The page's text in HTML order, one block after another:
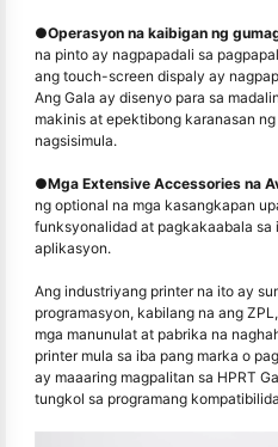
●Operasyon na kaibigan ng
na pinto ay nagpapadali sa
ang touch-screen dispaly ay
Ang Gala ay disenyo para sa
makinis at epektibong karanasan
nagsisimula.
●Mga Extensive Accessories na
ng optional na mga kasangkapan
funksyonalidad at pagkakaabala
aplikasyon.
Ang industriyang printer na ito ay
programasyon, kabilang na ang
mga manunulat at pabrika na
printer mula sa iba pang marka o
ay maaaring magpalitan sa HPRT
tungkol sa programang